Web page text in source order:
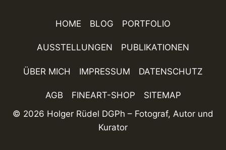
HOME BLOG PORTFOLIO
AUSSTELLUNGEN PUBLIKATIONEN
ÜBER MICH IMPRESSUM DATENSCHUTZ
AGB FINEART-SHOP
SITEMAP
© 2026 Holger Rüdel DGPh – Fotograf, Autor und
Kurator